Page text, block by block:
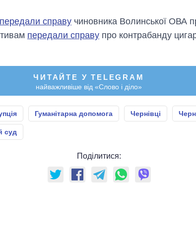
передали справу чиновника Волинської ОВА
передали справу про контрабанду
ЧИТАЙТЕ У TELEGRAM
найважливіше від «Слово і діло»
Гуманітарна допомога Чернівці
суд
Поділитися: